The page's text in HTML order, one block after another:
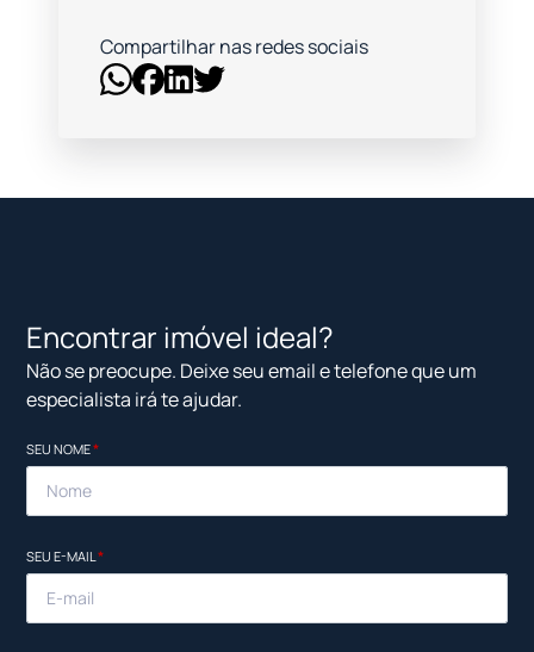
Compartilhar nas redes sociais
Encontrar imóvel ideal?
Não se preocupe. Deixe seu email e telefone que um
especialista irá te ajudar.
SEU NOME*
SEU E-MAIL*